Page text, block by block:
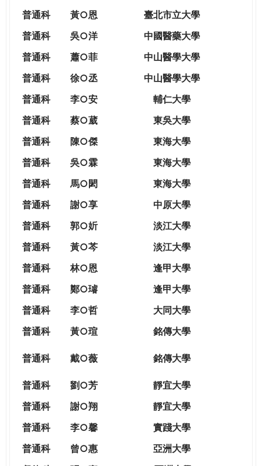
CITIZENSHIP
普通科
黃○恩
臺北市立大學
普通科 吳○洋
中國醫藥大學
普通科
蕭○菲
中山醫學大學
普通科
徐○丞
中山醫學大學
普通科
李○安
輔仁大學
普通科
蔡○葳
東吳大學
普通科
陳○傑
東海大學
普通科
吳○霖
東海大學
普通科
馬○閎
東海大學
普通科
謝○享
中原大學
普通科
郭○妡
淡江大學
普通科
黃○芩
淡江大學
普通科
林○恩
逢甲大學
普通科
鄭○璿
逢甲大學
普通科
李○哲
大同大學
普通科
黃○瑄 銘傳大學
普通科 戴○薇 銘傳大學
普通科 劉○芳
靜宜大學
普通科
謝○翔
靜宜大學
普通科
李○馨
實踐大學
普通科
曾○惠
亞洲大學